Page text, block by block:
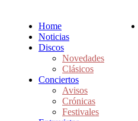
Home
Noticias
Discos
Novedades
Clásicos
Conciertos
Avisos
Crónicas
Festivales